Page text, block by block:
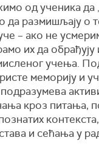
од ученика да
да размишљају о
– ако не
их да
учења.
меморију и
кроз питања,
и сећања у